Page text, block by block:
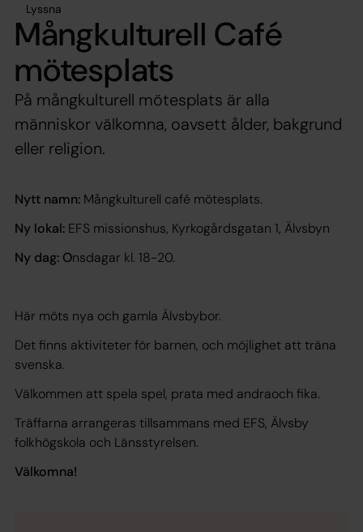
Lyssna
Mångkulturell Café
mötesplats
På mångkulturell mötesplats är alla
människor välkomna, oavsett ålder, bakgrund
eller religion.
Nytt namn: Mångkulturell café mötesplats.
Ny lokal: EFS missionshus, Kyrkogårdsgatan 1, Älvsbyn
Ny dag: Onsdagar kl. 18-20.
Här möts nya och gamla Älvsbybor.
Det finns aktiviteter för barnen, och möjlighet att träna
svenska.
Välkommen att spela spel, prata med andraoch fika.
Träffarna arrangeras tillsammans med EFS, Älvsby
folkhögskola och Länsstyrelsen.
Välkomna!